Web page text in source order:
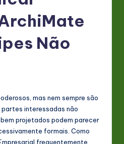
Não
mas nem sempre são
interessadas não
projetados podem parecer
formais. Como
frequentemente